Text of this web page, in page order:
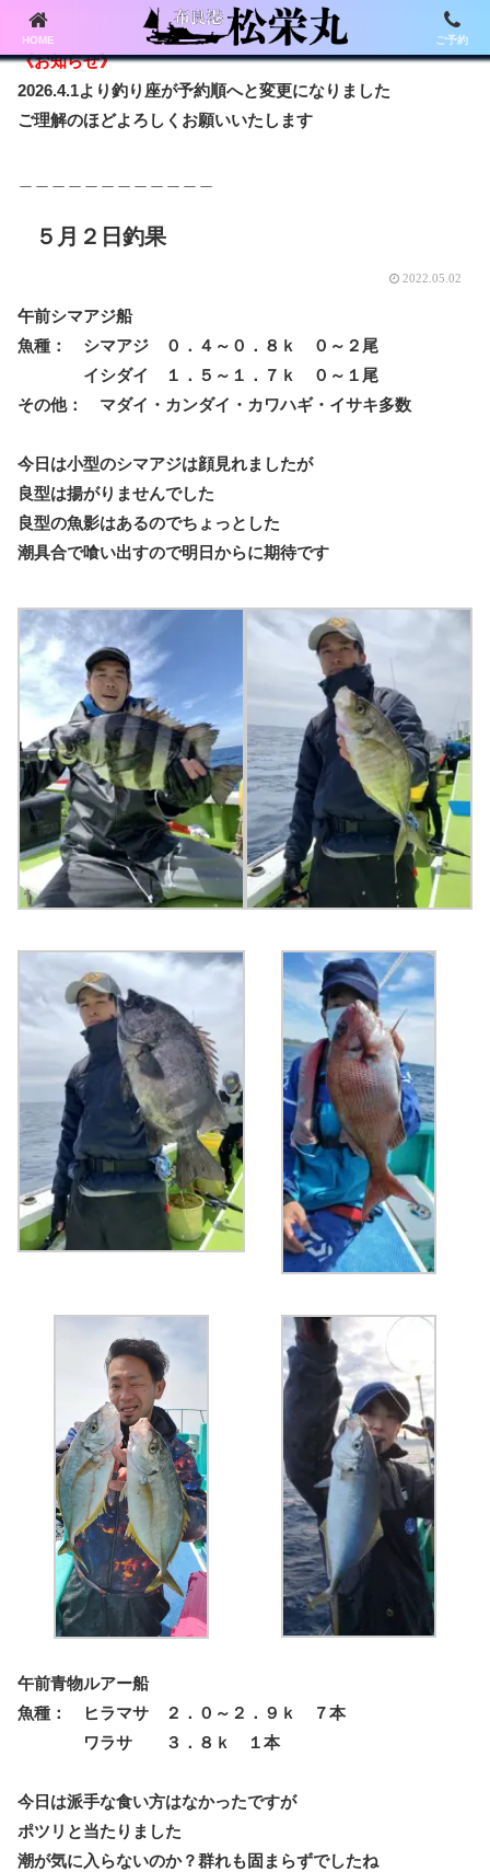
《お知らせ》
2026.4.1より釣り座が予約順へと変更になりました
ご理解のほどよろしくお願いいたします
５月２日釣果
2022.05.02
午前シマアジ船
魚種： シマアジ ０．４～０．８ｋ ０～２尾
イシダイ １．５～１．７ｋ ０～１尾
その他： マダイ・カンダイ・カワハギ・イサキ多数
今日は小型のシマアジは顔見れましたが
良型は揚がりませんでした
良型の魚影はあるのでちょっとした
潮具合で喰い出すので明日からに期待です
午前青物ルアー船
魚種： ヒラマサ ２．０～２．９ｋ ７本
ワラサ ３．８ｋ １本
今日は派手な食い方はなかったですが
ポツリと当たりました
潮が気に入らないのか？群れも固まらずでしたね
HOME ご予約